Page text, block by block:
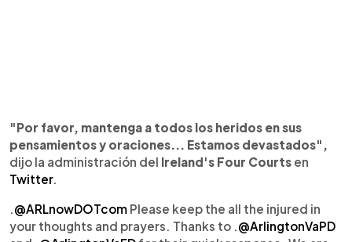
"Por favor, mantenga a todos los heridos en sus
pensamientos y oraciones... Estamos devastados",
dijo la administración del Ireland's Four Courts en
Twitter.
.@ARLnowDOTcom Please keep the all the injured in
your thoughts and prayers. Thanks to .@ArlingtonVaPD